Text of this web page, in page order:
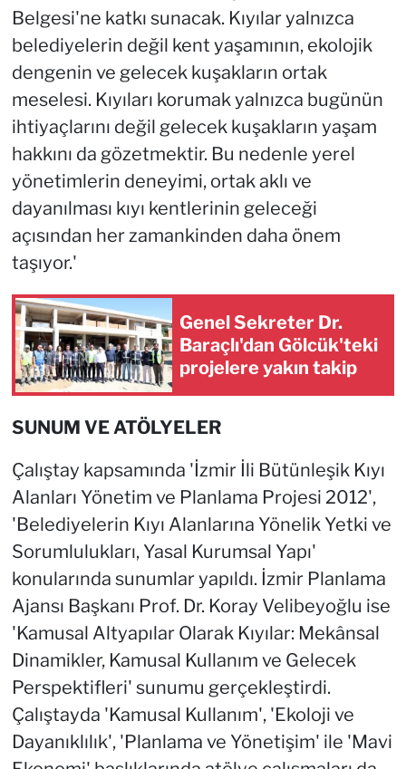
Belgesi'ne katkı sunacak. Kıyılar yalnızca
belediyelerin değil kent yaşamının, ekolojik
dengenin ve gelecek kuşakların ortak
meselesi. Kıyıları korumak yalnızca bugünün
ihtiyaçlarını değil gelecek kuşakların yaşam
hakkını da gözetmektir. Bu nedenle yerel
yönetimlerin deneyimi, ortak aklı ve
dayanılması kıyı kentlerinin geleceği
açısından her zamankinden daha önem
taşıyor.'
Genel Sekreter Dr.
Baraçlı'dan Gölcük'teki
projelere yakın takip
SUNUM VE ATÖLYELER
Çalıştay kapsamında 'İzmir İli Bütünleşik Kıyı
Alanları Yönetim ve Planlama Projesi 2012',
'Belediyelerin Kıyı Alanlarına Yönelik Yetki ve
Sorumlulukları, Yasal Kurumsal Yapı'
konularında sunumlar yapıldı. İzmir Planlama
Ajansı Başkanı Prof. Dr. Koray Velibeyoğlu ise
'Kamusal Altyapılar Olarak Kıyılar: Mekânsal
Dinamikler, Kamusal Kullanım ve Gelecek
Perspektifleri' sunumu gerçekleştirdi.
Çalıştayda 'Kamusal Kullanım', 'Ekoloji ve
Dayanıklılık', 'Planlama ve Yönetişim' ile 'Mavi